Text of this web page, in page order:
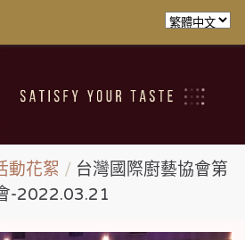
動花絮
台灣國際廚藝協會第
-2022.03.21